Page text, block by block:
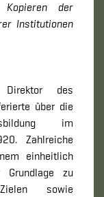
der
Institutionen
des
über die
im
Zahlreiche
einheitlich
Grundlage zu
sowie